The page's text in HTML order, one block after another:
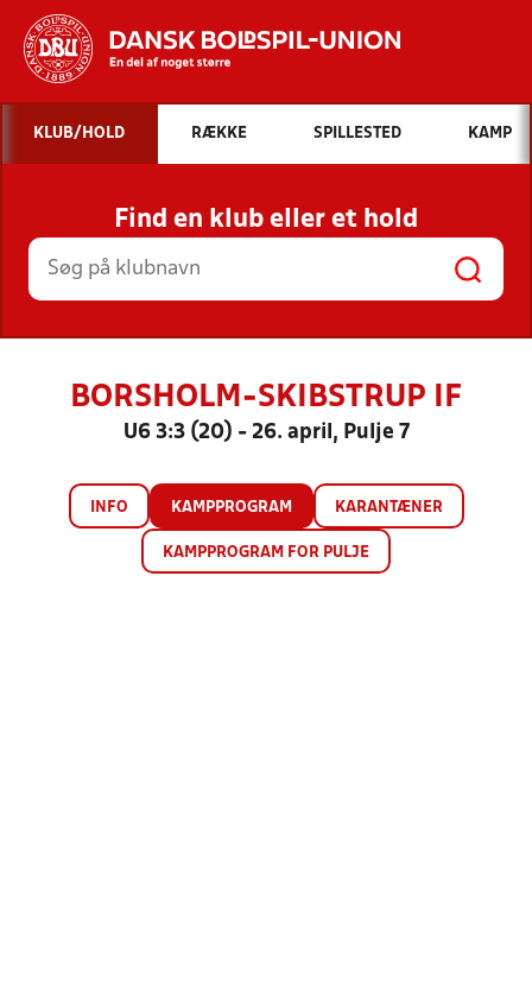
Hvad vil du søge efter?
INDHOLD OG NYHEDER
STILLINGER, RESULTATER, KLUBBER OG
HOLD
KLUB/HOLD RÆKKE SPILLESTED KAMP
Find en klub eller et hold
BORSHOLM-SKIBSTRUP IF
U6 3:3 (20) - 26. april, Pulje 7
INFO KAMPPROGRAM KARANTÆNER
KAMPPROGRAM FOR PULJE